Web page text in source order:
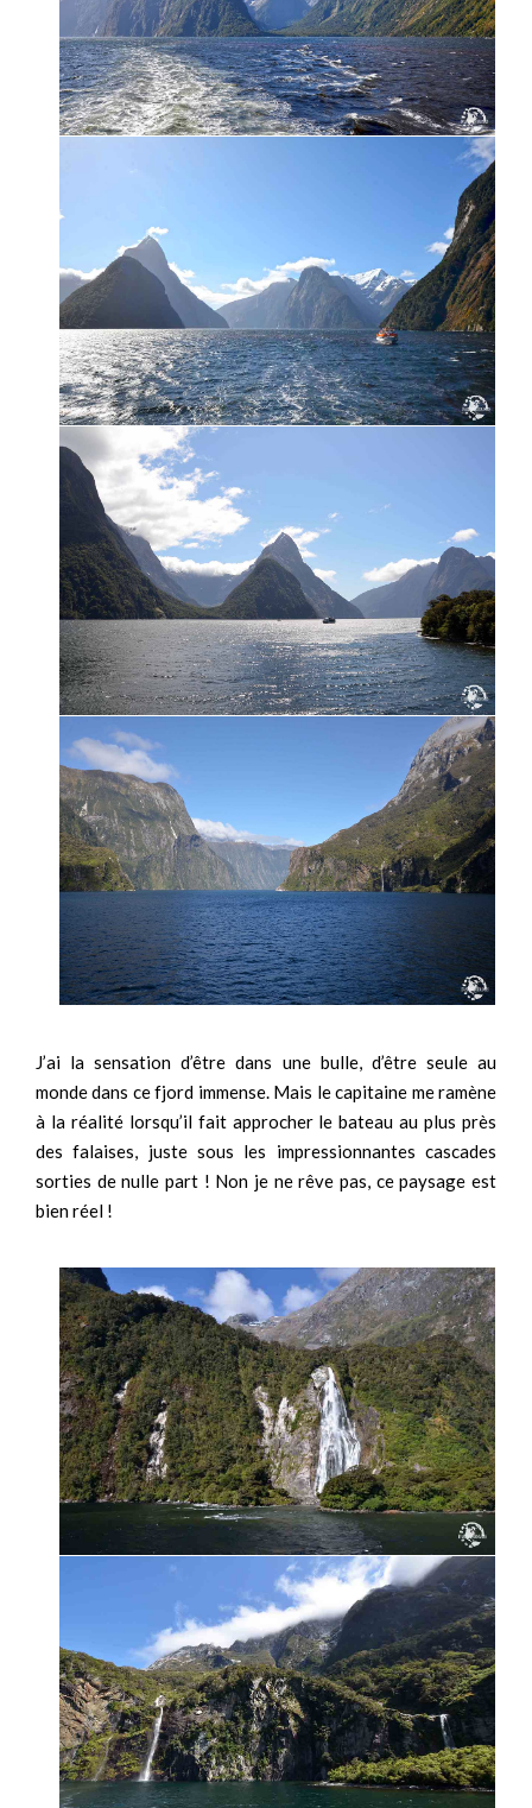
J’ai la sensation d’être dans une bulle, d’être seule au
monde dans ce fjord immense. Mais le capitaine me ramène
à la réalité lorsqu’il fait approcher le bateau au plus près
des falaises, juste sous les impressionnantes cascades
sorties de nulle part ! Non je ne rêve pas, ce paysage est
bien réel !